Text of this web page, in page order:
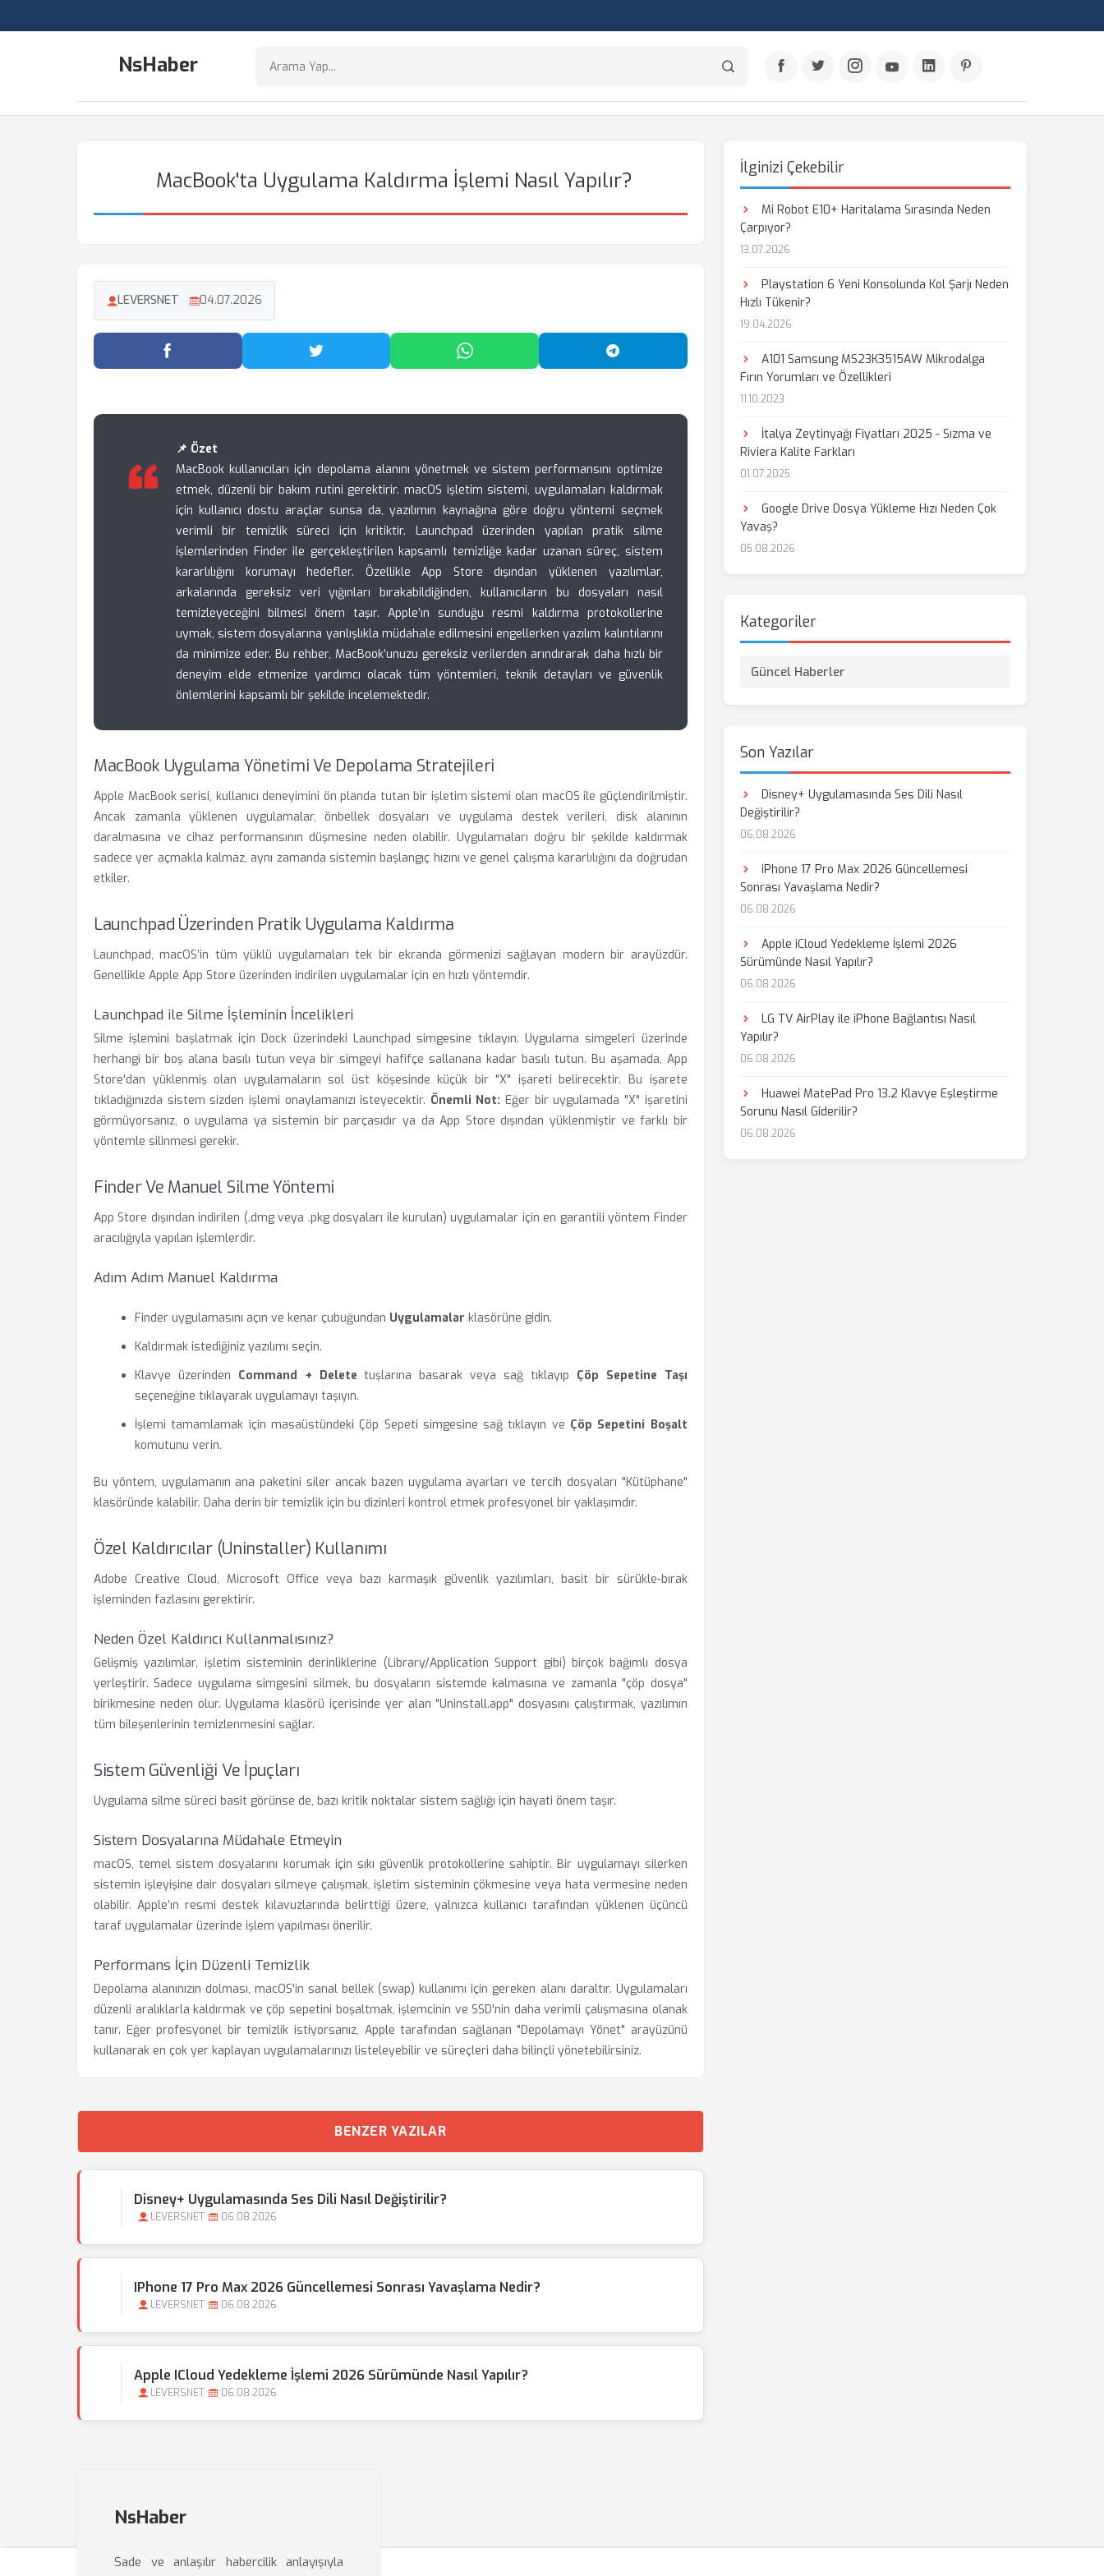
NsHaber
MacBook'ta Uygulama Kaldırma İşlemi Nasıl Yapılır?
LEVERSNET 04.07.2026
Facebook'ta Paylaş Twitter'da Paylaş WhatsApp'ta Paylaş Telegram'da Paylaş
📌 Özet
MacBook kullanıcıları için depolama alanını yönetmek ve sistem performansını optimize
etmek, düzenli bir bakım rutini gerektirir. macOS işletim sistemi, uygulamaları kaldırmak
için kullanıcı dostu araçlar sunsa da, yazılımın kaynağına göre doğru yöntemi seçmek
verimli bir temizlik süreci için kritiktir. Launchpad üzerinden yapılan pratik silme
işlemlerinden Finder ile gerçekleştirilen kapsamlı temizliğe kadar uzanan süreç, sistem
kararlılığını korumayı hedefler. Özellikle App Store dışından yüklenen yazılımlar,
arkalarında gereksiz veri yığınları bırakabildiğinden, kullanıcıların bu dosyaları nasıl
temizleyeceğini bilmesi önem taşır. Apple’ın sunduğu resmi kaldırma protokollerine
uymak, sistem dosyalarına yanlışlıkla müdahale edilmesini engellerken yazılım kalıntılarını
da minimize eder. Bu rehber, MacBook’unuzu gereksiz verilerden arındırarak daha hızlı bir
deneyim elde etmenize yardımcı olacak tüm yöntemleri, teknik detayları ve güvenlik
önlemlerini kapsamlı bir şekilde incelemektedir.
MacBook Uygulama Yönetimi Ve Depolama Stratejileri
Apple MacBook serisi, kullanıcı deneyimini ön planda tutan bir işletim sistemi olan macOS ile güçlendirilmiştir.
Ancak zamanla yüklenen uygulamalar, önbellek dosyaları ve uygulama destek verileri, disk alanının
daralmasına ve cihaz performansının düşmesine neden olabilir. Uygulamaları doğru bir şekilde kaldırmak
sadece yer açmakla kalmaz, aynı zamanda sistemin başlangıç hızını ve genel çalışma kararlılığını da doğrudan
etkiler.
Launchpad Üzerinden Pratik Uygulama Kaldırma
Launchpad, macOS’in tüm yüklü uygulamaları tek bir ekranda görmenizi sağlayan modern bir arayüzdür.
Genellikle Apple App Store üzerinden indirilen uygulamalar için en hızlı yöntemdir.
Launchpad ile Silme İşleminin İncelikleri
Silme işlemini başlatmak için Dock üzerindeki Launchpad simgesine tıklayın. Uygulama simgeleri üzerinde
herhangi bir boş alana basılı tutun veya bir simgeyi hafifçe sallanana kadar basılı tutun. Bu aşamada, App
Store'dan yüklenmiş olan uygulamaların sol üst köşesinde küçük bir "X" işareti belirecektir. Bu işarete
tıkladığınızda sistem sizden işlemi onaylamanızı isteyecektir. Önemli Not: Eğer bir uygulamada "X" işaretini
görmüyorsanız, o uygulama ya sistemin bir parçasıdır ya da App Store dışından yüklenmiştir ve farklı bir
yöntemle silinmesi gerekir.
Finder Ve Manuel Silme Yöntemi
App Store dışından indirilen (.dmg veya .pkg dosyaları ile kurulan) uygulamalar için en garantili yöntem Finder
aracılığıyla yapılan işlemlerdir.
Adım Adım Manuel Kaldırma
Finder uygulamasını açın ve kenar çubuğundan Uygulamalar klasörüne gidin.
Kaldırmak istediğiniz yazılımı seçin.
Klavye üzerinden Command + Delete tuşlarına basarak veya sağ tıklayıp Çöp Sepetine Taşı
seçeneğine tıklayarak uygulamayı taşıyın.
İşlemi tamamlamak için masaüstündeki Çöp Sepeti simgesine sağ tıklayın ve Çöp Sepetini Boşalt
komutunu verin.
Bu yöntem, uygulamanın ana paketini siler ancak bazen uygulama ayarları ve tercih dosyaları "Kütüphane"
klasöründe kalabilir. Daha derin bir temizlik için bu dizinleri kontrol etmek profesyonel bir yaklaşımdır.
Özel Kaldırıcılar (Uninstaller) Kullanımı
Adobe Creative Cloud, Microsoft Office veya bazı karmaşık güvenlik yazılımları, basit bir sürükle-bırak
işleminden fazlasını gerektirir.
Neden Özel Kaldırıcı Kullanmalısınız?
Gelişmiş yazılımlar, işletim sisteminin derinliklerine (Library/Application Support gibi) birçok bağımlı dosya
yerleştirir. Sadece uygulama simgesini silmek, bu dosyaların sistemde kalmasına ve zamanla "çöp dosya"
birikmesine neden olur. Uygulama klasörü içerisinde yer alan "Uninstall.app" dosyasını çalıştırmak, yazılımın
tüm bileşenlerinin temizlenmesini sağlar.
Sistem Güvenliği Ve İpuçları
Uygulama silme süreci basit görünse de, bazı kritik noktalar sistem sağlığı için hayati önem taşır.
Sistem Dosyalarına Müdahale Etmeyin
macOS, temel sistem dosyalarını korumak için sıkı güvenlik protokollerine sahiptir. Bir uygulamayı silerken
sistemin işleyişine dair dosyaları silmeye çalışmak, işletim sisteminin çökmesine veya hata vermesine neden
olabilir. Apple’ın resmi destek kılavuzlarında belirttiği üzere, yalnızca kullanıcı tarafından yüklenen üçüncü
taraf uygulamalar üzerinde işlem yapılması önerilir.
Performans İçin Düzenli Temizlik
Depolama alanınızın dolması, macOS'in sanal bellek (swap) kullanımı için gereken alanı daraltır. Uygulamaları
düzenli aralıklarla kaldırmak ve çöp sepetini boşaltmak, işlemcinin ve SSD'nin daha verimli çalışmasına olanak
tanır. Eğer profesyonel bir temizlik istiyorsanız, Apple tarafından sağlanan "Depolamayı Yönet" arayüzünü
kullanarak en çok yer kaplayan uygulamalarınızı listeleyebilir ve süreçleri daha bilinçli yönetebilirsiniz.
BENZER YAZILAR
Disney+ Uygulamasında Ses Dili Nasıl Değiştirilir?
LEVERSNET 06.08.2026
IPhone 17 Pro Max 2026 Güncellemesi Sonrası Yavaşlama Nedir?
LEVERSNET 06.08.2026
Apple ICloud Yedekleme İşlemi 2026 Sürümünde Nasıl Yapılır?
LEVERSNET 06.08.2026
İlginizi Çekebilir
Mi Robot E10+ Haritalama Sırasında Neden
Çarpıyor?
13.07.2026
Playstation 6 Yeni Konsolunda Kol Şarjı Neden
Hızlı Tükenir?
19.04.2026
A101 Samsung MS23K3515AW Mikrodalga
Fırın Yorumları ve Özellikleri
11.10.2023
İtalya Zeytinyağı Fiyatları 2025 - Sızma ve
Riviera Kalite Farkları
01.07.2025
Google Drive Dosya Yükleme Hızı Neden Çok
Yavaş?
05.08.2026
Kategoriler
Güncel Haberler
Son Yazılar
Disney+ Uygulamasında Ses Dili Nasıl
Değiştirilir?
06.08.2026
iPhone 17 Pro Max 2026 Güncellemesi
Sonrası Yavaşlama Nedir?
06.08.2026
Apple iCloud Yedekleme İşlemi 2026
Sürümünde Nasıl Yapılır?
06.08.2026
LG TV AirPlay ile iPhone Bağlantısı Nasıl
Yapılır?
06.08.2026
Huawei MatePad Pro 13.2 Klavye Eşleştirme
Sorunu Nasıl Giderilir?
06.08.2026
NsHaber
Sade ve anlaşılır habercilik anlayışıyla